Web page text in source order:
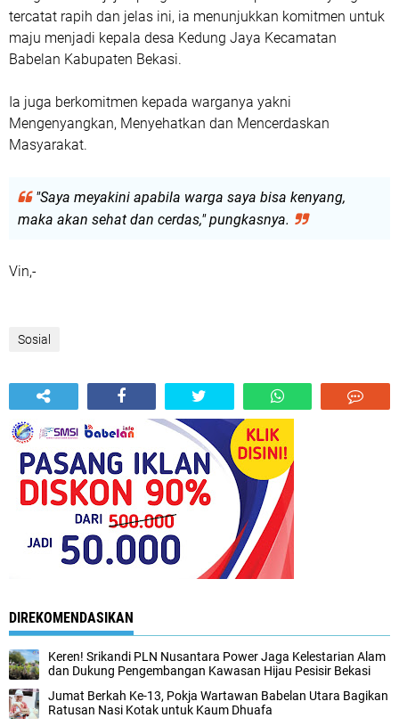
tercatat rapih dan jelas ini, ia menunjukkan komitmen untuk
maju menjadi kepala desa Kedung Jaya Kecamatan
Babelan Kabupaten Bekasi.
Ia juga berkomitmen kepada warganya yakni
Mengenyangkan, Menyehatkan dan Mencerdaskan
Masyarakat.
"Saya meyakini apabila warga saya bisa kenyang,
maka akan sehat dan cerdas," pungkasnya.
Vin,-
Sosial
DIREKOMENDASIKAN
Keren! Srikandi PLN Nusantara Power Jaga Kelestarian Alam
dan Dukung Pengembangan Kawasan Hijau Pesisir Bekasi
Jumat Berkah Ke-13, Pokja Wartawan Babelan Utara Bagikan
Ratusan Nasi Kotak untuk Kaum Dhuafa